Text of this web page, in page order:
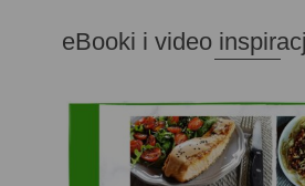
eBooki i video